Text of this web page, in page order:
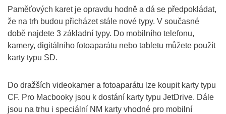
Paměťových karet je opravdu hodně a dá se předpokládat,
že na trh budou přicházet stále nové typy. V současné
době najdete 3 základní typy. Do mobilního telefonu,
kamery, digitálního fotoaparátu nebo tabletu můžete použít
karty typu SD.
Do dražších videokamer a fotoaparátu lze koupit karty typu
CF. Pro Macbooky jsou k dostání karty typu JetDrive. Dále
jsou na trhu i speciální NM karty vhodné pro mobilní